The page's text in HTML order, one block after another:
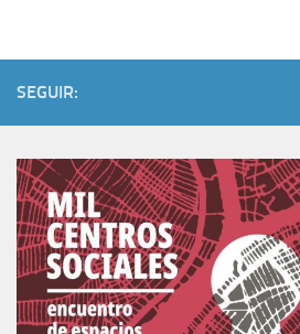
SEGUIR: